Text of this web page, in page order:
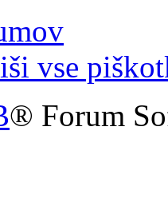
vse
® Forum